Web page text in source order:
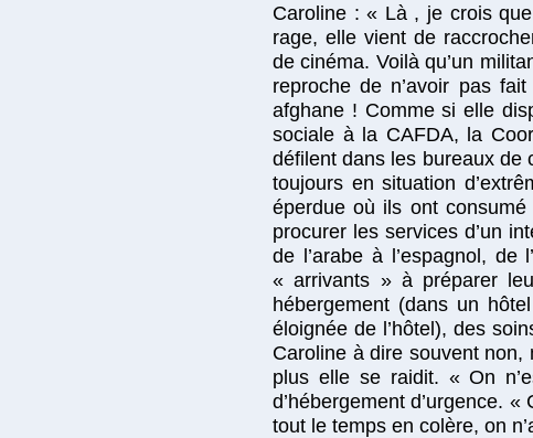
Caroline : « Là , je crois
rage, elle vient de
de cinéma. Voilà qu’un
reproche de n’avoir pas
afghane ! Comme si elle
sociale à la CAFDA, la
défilent dans les bureaux de
toujours en situation
éperdue où ils ont consumé
procurer les services d’un
de l’arabe à l’espagnol,
« arrivants » à préparer
hébergement (dans un
éloignée de l’hôtel), des
Caroline à dire souvent non,
plus elle se raidit. « On
d’hébergement d’urgence.
tout le temps en colère, on